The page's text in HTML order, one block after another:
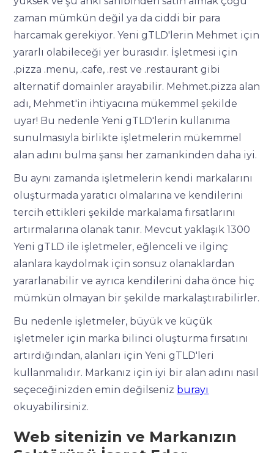
zaman mümkün değil ya da ciddi bir para
harcamak gerekiyor. Yeni gTLD'lerin Mehmet için
yararlı olabileceği yer burasıdır. İşletmesi için
.pizza .menu, .cafe, .rest ve .restaurant gibi
alternatif domainler arayabilir. Mehmet.pizza alan
adı, Mehmet'in ihtiyacına mükemmel şekilde
uyar! Bu nedenle Yeni gTLD'lerin kullanıma
sunulmasıyla birlikte işletmelerin mükemmel
alan adını bulma şansı her zamankinden daha iyi.
Bu aynı zamanda işletmelerin kendi markalarını
oluşturmada yaratıcı olmalarına ve kendilerini
tercih ettikleri şekilde markalama fırsatlarını
artırmalarına olanak tanır. Mevcut yaklaşık 1300
Yeni gTLD ile işletmeler, eğlenceli ve ilginç
alanlara kaydolmak için sonsuz olanaklardan
yararlanabilir ve ayrıca kendilerini daha önce hiç
mümkün olmayan bir şekilde markalaştırabilirler.
Bu nedenle işletmeler, büyük ve küçük
işletmeler için marka bilinci oluşturma fırsatını
artırdığından, alanları için Yeni gTLD'leri
kullanmalıdır. Markanız için iyi bir alan adını nasıl
seçeceğinizden emin değilseniz burayı
okuyabilirsiniz.
Web sitenizin ve Markanızın